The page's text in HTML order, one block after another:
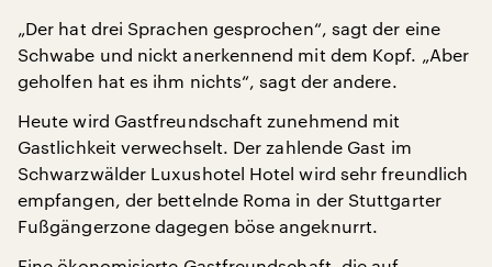
„Der hat drei Sprachen gesprochen“, sagt der eine
Schwabe und nickt anerkennend mit dem Kopf. „Aber
geholfen hat es ihm nichts“, sagt der andere.
Heute wird Gastfreundschaft zunehmend mit
Gastlichkeit verwechselt. Der zahlende Gast im
Schwarzwälder Luxushotel Hotel wird sehr freundlich
empfangen, der bettelnde Roma in der Stuttgarter
Fußgängerzone dagegen böse angeknurrt.